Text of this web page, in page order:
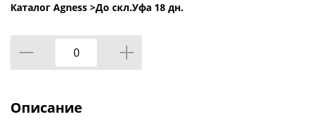
Каталог Agness >До скл.Уфа 18 дн.
Описание